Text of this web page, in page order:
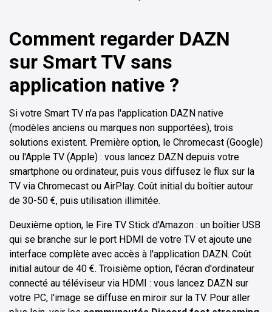
Comment regarder DAZN
sur Smart TV sans
application native ?
Si votre Smart TV n'a pas l'application DAZN native
(modèles anciens ou marques non supportées), trois
solutions existent. Première option, le Chromecast (Google)
ou l'Apple TV (Apple) : vous lancez DAZN depuis votre
smartphone ou ordinateur, puis vous diffusez le flux sur la
TV via Chromecast ou AirPlay. Coût initial du boîtier autour
de 30-50 €, puis utilisation illimitée.
Deuxième option, le Fire TV Stick d'Amazon : un boîtier USB
qui se branche sur le port HDMI de votre TV et ajoute une
interface complète avec accès à l'application DAZN. Coût
initial autour de 40 €. Troisième option, l'écran d'ordinateur
connecté au téléviseur via HDMI : vous lancez DAZN sur
votre PC, l'image se diffuse en miroir sur la TV. Pour aller